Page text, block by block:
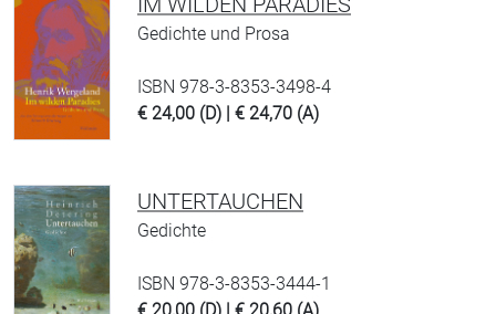
Gedichte und Prosa
ISBN 978-3-8353-3498-4
€ 24,00 (D) | € 24,70 (A)
UNTERTAUCHEN
Gedichte
ISBN 978-3-8353-3444-1
€ 20,00 (D) | € 20,60 (A)